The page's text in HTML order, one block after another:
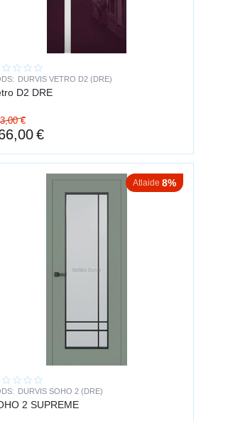
DURVIS VETRO D2 (DRE)
D2 DRE
€
€
Atlaide 8%
DURVIS SOHO 2 (DRE)
2 SUPREME